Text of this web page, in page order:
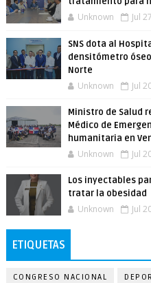
Unknown Jul
SNS dota al
densitómetro
Norte
Unknown Jul
Ministro de Salud
Médico de
humanitaria en
Unknown Jul
Los inyectables
tratar la obesidad
Unknown Jul
ETIQUETAS
CONGRESO NACIONAL